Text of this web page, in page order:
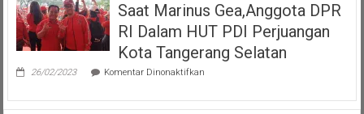
Kecamatan
Pamulang
Peran
Lapisan
Masyarakat
Saat Marinus Gea,Anggota DPR
RI Dalam HUT PDI Perjuangan
Kota Tangerang Selatan
26/02/2023 Komentar Dinonaktifkanpada
Gea,Anggota